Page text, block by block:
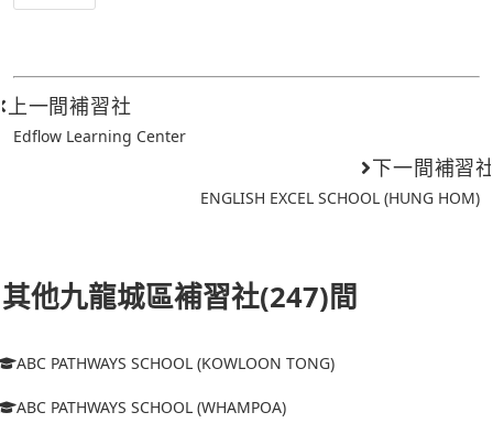
上一間補習社
Edflow Learning Center
下一間補習
ENGLISH EXCEL SCHOOL (HUNG HOM)
其他九龍城區補習社(247)間
ABC PATHWAYS SCHOOL (KOWLOON TONG)
ABC PATHWAYS SCHOOL (WHAMPOA)